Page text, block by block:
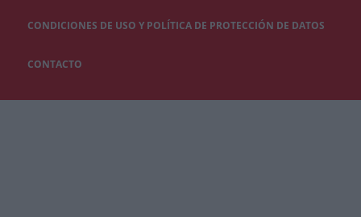
CONDICIONES DE USO Y POLÍTICA DE PROTECCIÓN DE DATOS
CONTACTO